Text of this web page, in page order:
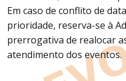
Em caso de conflito de
prioridade, reserva-se à
prerrogativa de realocar
atendimento dos eventos.